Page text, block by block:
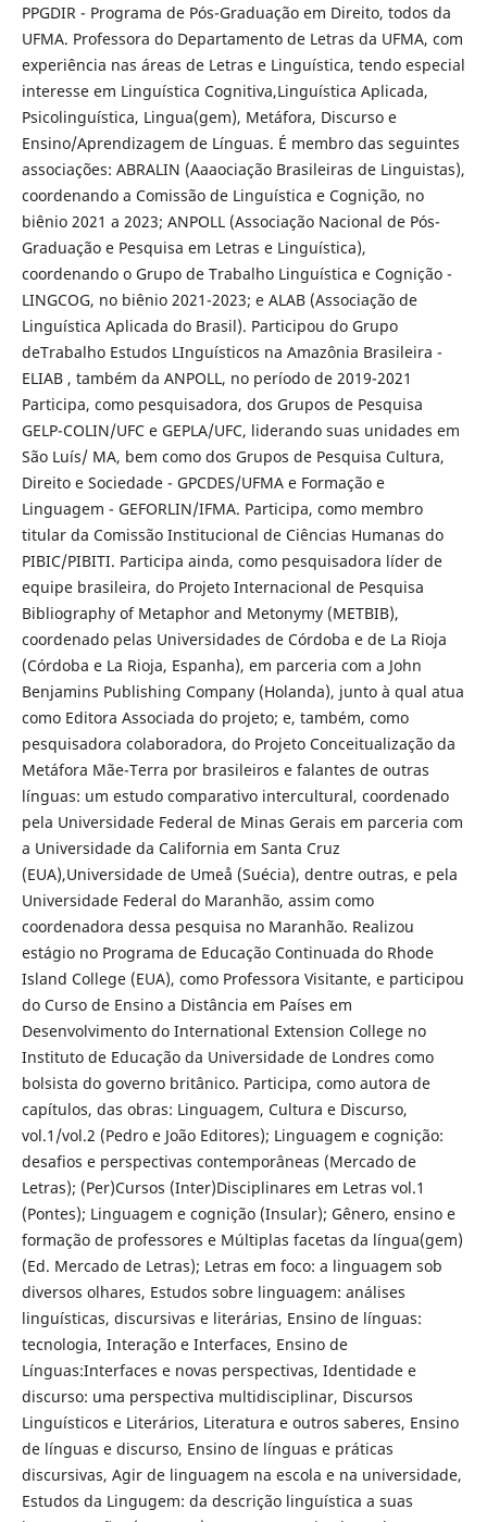
PPGDIR - Programa de Pós-Graduação em Direito, todos da
UFMA. Professora do Departamento de Letras da UFMA, com
experiência nas áreas de Letras e Linguística, tendo especial
interesse em Linguística Cognitiva,Linguística Aplicada,
Psicolinguística, Lingua(gem), Metáfora, Discurso e
Ensino/Aprendizagem de Línguas. É membro das seguintes
associações: ABRALIN (Aaaociação Brasileiras de Linguistas),
coordenando a Comissão de Linguística e Cognição, no
biênio 2021 a 2023; ANPOLL (Associação Nacional de Pós-
Graduação e Pesquisa em Letras e Linguística),
coordenando o Grupo de Trabalho Linguística e Cognição -
LINGCOG, no biênio 2021-2023; e ALAB (Associação de
Linguística Aplicada do Brasil). Participou do Grupo
deTrabalho Estudos LInguísticos na Amazônia Brasileira -
ELIAB , também da ANPOLL, no período de 2019-2021
Participa, como pesquisadora, dos Grupos de Pesquisa
GELP-COLIN/UFC e GEPLA/UFC, liderando suas unidades em
São Luís/ MA, bem como dos Grupos de Pesquisa Cultura,
Direito e Sociedade - GPCDES/UFMA e Formação e
Linguagem - GEFORLIN/IFMA. Participa, como membro
titular da Comissão Institucional de Ciências Humanas do
PIBIC/PIBITI. Participa ainda, como pesquisadora líder de
equipe brasileira, do Projeto Internacional de Pesquisa
Bibliography of Metaphor and Metonymy (METBIB),
coordenado pelas Universidades de Córdoba e de La Rioja
(Córdoba e La Rioja, Espanha), em parceria com a John
Benjamins Publishing Company (Holanda), junto à qual atua
como Editora Associada do projeto; e, também, como
pesquisadora colaboradora, do Projeto Conceitualização da
Metáfora Mãe-Terra por brasileiros e falantes de outras
línguas: um estudo comparativo intercultural, coordenado
pela Universidade Federal de Minas Gerais em parceria com
a Universidade da California em Santa Cruz
(EUA),Universidade de Umeå (Suécia), dentre outras, e pela
Universidade Federal do Maranhão, assim como
coordenadora dessa pesquisa no Maranhão. Realizou
estágio no Programa de Educação Continuada do Rhode
Island College (EUA), como Professora Visitante, e participou
do Curso de Ensino a Distância em Países em
Desenvolvimento do International Extension College no
Instituto de Educação da Universidade de Londres como
bolsista do governo britânico. Participa, como autora de
capítulos, das obras: Linguagem, Cultura e Discurso,
vol.1/vol.2 (Pedro e João Editores); Linguagem e cognição:
desafios e perspectivas contemporâneas (Mercado de
Letras); (Per)Cursos (Inter)Disciplinares em Letras vol.1
(Pontes); Linguagem e cognição (Insular); Gênero, ensino e
formação de professores e Múltiplas facetas da língua(gem)
(Ed. Mercado de Letras); Letras em foco: a linguagem sob
diversos olhares, Estudos sobre linguagem: análises
linguísticas, discursivas e literárias, Ensino de línguas:
tecnologia, Interação e Interfaces, Ensino de
Línguas:Interfaces e novas perspectivas, Identidade e
discurso: uma perspectiva multidisciplinar, Discursos
Linguísticos e Literários, Literatura e outros saberes, Ensino
de línguas e discurso, Ensino de línguas e práticas
discursivas, Agir de linguagem na escola e na universidade,
Estudos da Lingugem: da descrição linguística a suas